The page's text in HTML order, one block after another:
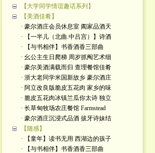
【大学同学情谊趣话系列】
【美酒佳肴】
· 豪尔酒庄会员休息室 阖家品酒天
· 【一半儿（北曲.中吕宫）】诗酒
· 【与书相伴】书香酒香三部曲
· 幺公主生日爬梯 周岁抓阄艺术细
· 豪尔美酒满载而归 查理餐馆佳肴
· 浙大老同学米国新故乡 豪尔酒庄
· 阿立改良版脆皮五花肉 家乡的味
· 脆皮五花肉冰镇兰瓜你太诗 独立
· 长草甸牧场农庄餐馆 Farmstead
· 豪尔酒庄沉浸式品酒 拔牙诗妹结
【随感】
· 【童年】读书无用 西湖边的孩子
· 【与书相伴】书香酒香三部曲